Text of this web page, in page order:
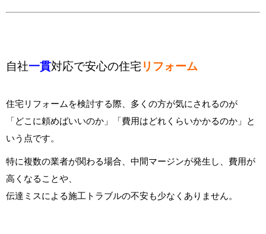
自社一貫対応で安心の住宅 リフォーム
住宅リフォームを検討する際、多くの方が気にされるのが
「どこに頼めばいいのか」「費用はどれくらいかかるのか」と
いう点です。
特に複数の業者が関わる場合、中間マージンが発生し、費用が
高くなることや、
伝達ミスによる施工トラブルの不安も少なくありません。